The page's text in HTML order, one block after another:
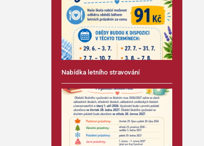
Nabídka letního stravování